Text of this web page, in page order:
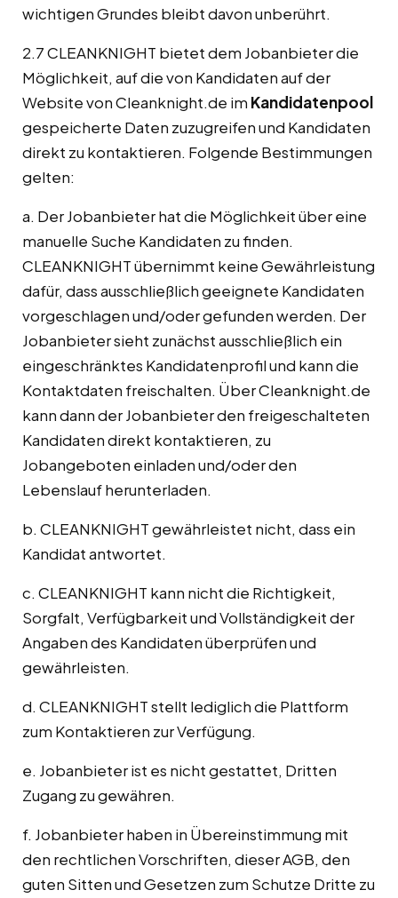
wichtigen Grundes bleibt davon unberührt.
2.7 CLEANKNIGHT bietet dem Jobanbieter die
Möglichkeit, auf die von Kandidaten auf der
Website von Cleanknight.de im Kandidatenpool
gespeicherte Daten zuzugreifen und Kandidaten
direkt zu kontaktieren. Folgende Bestimmungen
gelten:
a. Der Jobanbieter hat die Möglichkeit über eine
manuelle Suche Kandidaten zu finden.
CLEANKNIGHT übernimmt keine Gewährleistung
dafür, dass ausschließlich geeignete Kandidaten
vorgeschlagen und/oder gefunden werden. Der
Jobanbieter sieht zunächst ausschließlich ein
eingeschränktes Kandidatenprofil und kann die
Kontaktdaten freischalten. Über Cleanknight.de
kann dann der Jobanbieter den freigeschalteten
Kandidaten direkt kontaktieren, zu
Jobangeboten einladen und/oder den
Lebenslauf herunterladen.
b. CLEANKNIGHT gewährleistet nicht, dass ein
Kandidat antwortet.
c. CLEANKNIGHT kann nicht die Richtigkeit,
Sorgfalt, Verfügbarkeit und Vollständigkeit der
Angaben des Kandidaten überprüfen und
gewährleisten.
d. CLEANKNIGHT stellt lediglich die Plattform
zum Kontaktieren zur Verfügung.
e. Jobanbieter ist es nicht gestattet, Dritten
Zugang zu gewähren.
f. Jobanbieter haben in Übereinstimmung mit
den rechtlichen Vorschriften, dieser AGB, den
guten Sitten und Gesetzen zum Schutze Dritte zu